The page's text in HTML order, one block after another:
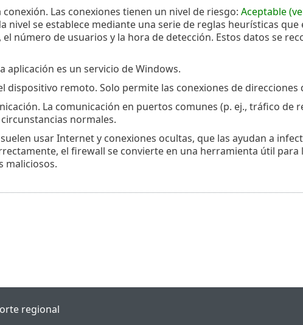
conexión. Las conexiones tienen un nivel de riesgo: Aceptable
nivel se establece mediante una serie de reglas heurísticas que
número de usuarios y la hora de detección. Estos datos se
aplicación es un servicio de Windows.
dispositivo remoto. Solo permite las conexiones de direcciones
La comunicación en puertos comunes (p. ej., tráfico de
normales.
usar Internet y conexiones ocultas, que las ayudan a
el firewall se convierte en una herramienta útil para
maliciosos.
regional